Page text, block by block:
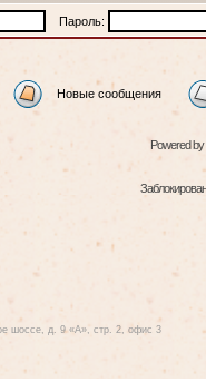
Пароль:
Новые сообщения
Powered by
шоссе, д. 9 «А», стр. 2, офис 3